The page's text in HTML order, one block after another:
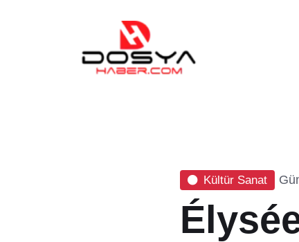
Kültür Sanat